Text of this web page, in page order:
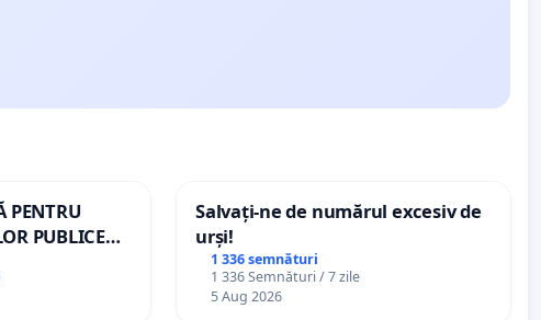
PENTRU
PUBLICE
ROMÂNIA
Salvați-ne de numărul excesiv de
urși!
1 336 semnături
1 336 Semnături / 7 zile
5 Aug 2026